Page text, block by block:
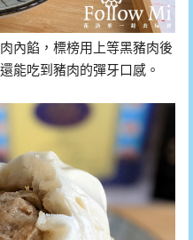
內餡，標榜用上等黑豬肉後
能吃到豬肉的彈牙口感。